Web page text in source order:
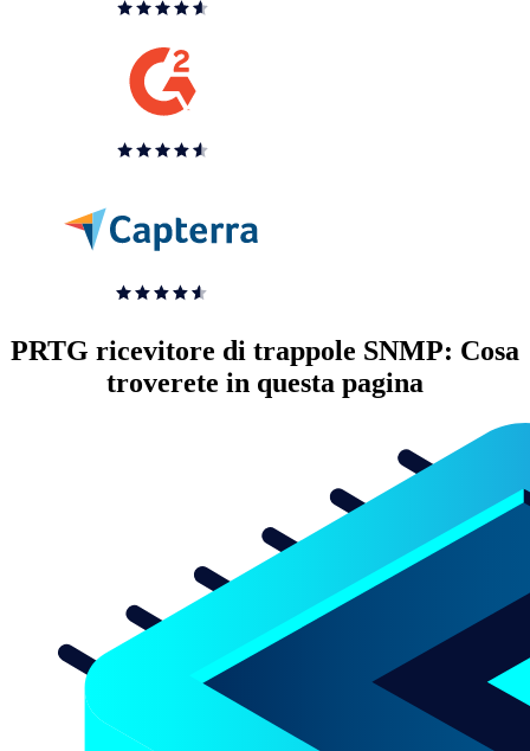
PRTG ricevitore di trappole SNMP: Cosa
troverete in questa pagina